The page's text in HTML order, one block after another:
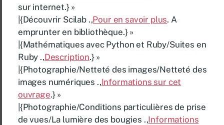
sur internet.} »
|{Découvrir Scilab .,Pour en savoir plus. A
emprunter en bibliothèque.} »
|{Mathématiques avec Python et Ruby/Suites en
Ruby .,Description.} »
|{Photographie/Netteté des images/Netteté des
images numériques .,Informations sur cet
ouvrage.} »
|{Photographie/Conditions particulières de prise
de vues/La lumière des bougies .,Informations